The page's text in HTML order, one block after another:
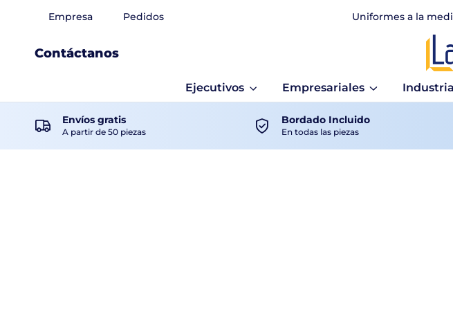
Empresa Pedidos Uniformes a la
Contáctanos
Ejecutivos Empresariales
Envíos gratis
A partir de 50 piezas
Bordado Incluido
En todas las piezas